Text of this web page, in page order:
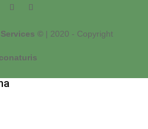
© | 2020 - Copyright